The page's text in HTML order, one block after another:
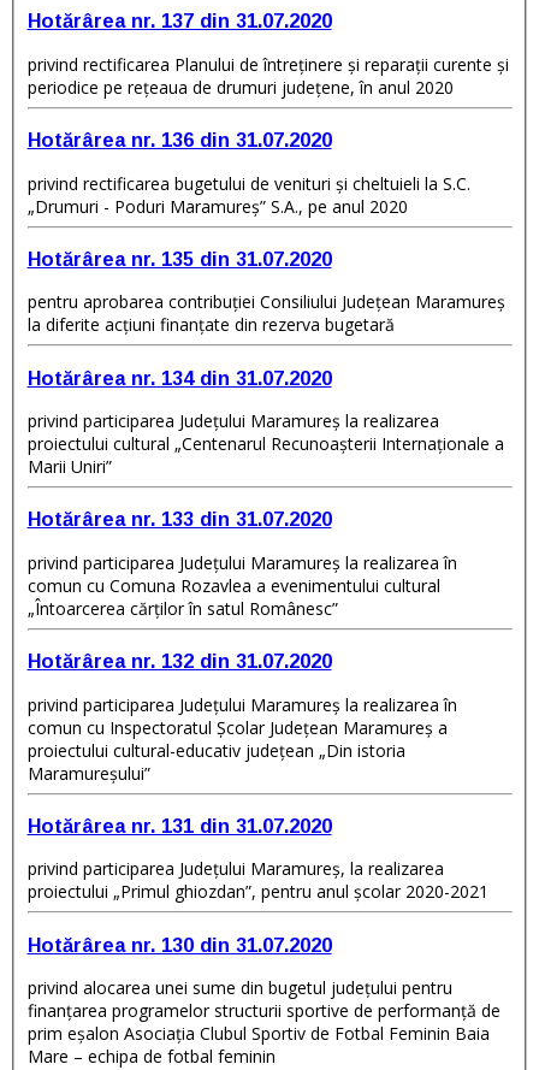
Hotărârea nr. 137 din 31.07.2020
privind rectificarea Planului de întreţinere şi reparaţii curente şi
periodice pe reţeaua de drumuri judeţene, în anul 2020
Hotărârea nr. 136 din 31.07.2020
privind rectificarea bugetului de venituri şi cheltuieli la S.C.
„Drumuri - Poduri Maramureş” S.A., pe anul 2020
Hotărârea nr. 135 din 31.07.2020
pentru aprobarea contribuţiei Consiliului Judeţean Maramureş
la diferite acţiuni finanţate din rezerva bugetară
Hotărârea nr. 134 din 31.07.2020
privind participarea Judeţului Maramureş la realizarea
proiectului cultural „Centenarul Recunoaşterii Internaţionale a
Marii Uniri”
Hotărârea nr. 133 din 31.07.2020
privind participarea Judeţului Maramureş la realizarea în
comun cu Comuna Rozavlea a evenimentului cultural
„Întoarcerea cărților în satul Românesc”
Hotărârea nr. 132 din 31.07.2020
privind participarea Judeţului Maramureş la realizarea în
comun cu Inspectoratul Şcolar Judeţean Maramureş a
proiectului cultural-educativ judeţean „Din istoria
Maramureşului”
Hotărârea nr. 131 din 31.07.2020
privind participarea Judeţului Maramureş, la realizarea
proiectului „Primul ghiozdan”, pentru anul şcolar 2020-2021
Hotărârea nr. 130 din 31.07.2020
privind alocarea unei sume din bugetul judeţului pentru
finanţarea programelor structurii sportive de performanță de
prim eşalon Asociația Clubul Sportiv de Fotbal Feminin Baia
Mare – echipa de fotbal feminin